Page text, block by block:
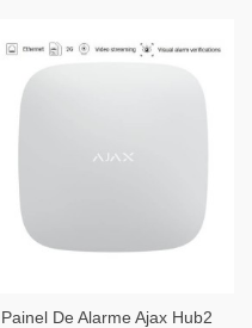
Painel De Alarme Ajax Hub2